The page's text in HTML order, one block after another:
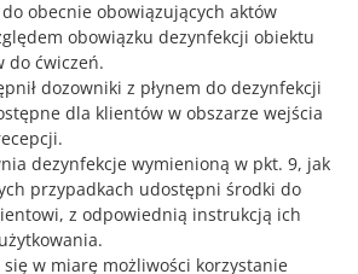
obecnie obowiązujących aktów
obowiązku dezynfekcji obiektu
do ćwiczeń.
dozowniki z płynem do dezynfekcji
dla klientów w obszarze wejścia
dezynfekcje wymienioną w pkt. 9, jak
przypadkach udostępni środki do
z odpowiednią instrukcją ich
się w miarę możliwości korzystanie